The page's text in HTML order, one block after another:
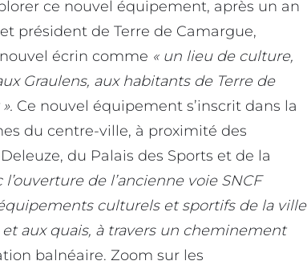
ce nouvel équipement, après un an
président de Terre de Camargue,
écrin comme « un lieu de culture,
Graulens, aux habitants de Terre de
Ce nouvel équipement s’inscrit dans la
du centre-ville, à proximité des
du Palais des Sports et de la
de l’ancienne voie SNCF
culturels et sportifs de la ville
aux quais, à travers un cheminement
balnéaire. Zoom sur les